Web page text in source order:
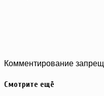
Комментирование
Смотрите ещё